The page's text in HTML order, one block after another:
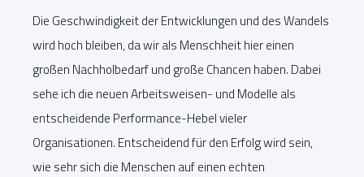
Die Geschwindigkeit der Entwicklungen und des Wandels
wird hoch bleiben, da wir als Menschheit hier einen
großen Nachholbedarf und große Chancen haben. Dabei
sehe ich die neuen Arbeitsweisen- und Modelle als
entscheidende Performance-Hebel vieler
Organisationen. Entscheidend für den Erfolg wird sein,
wie sehr sich die Menschen auf einen echten